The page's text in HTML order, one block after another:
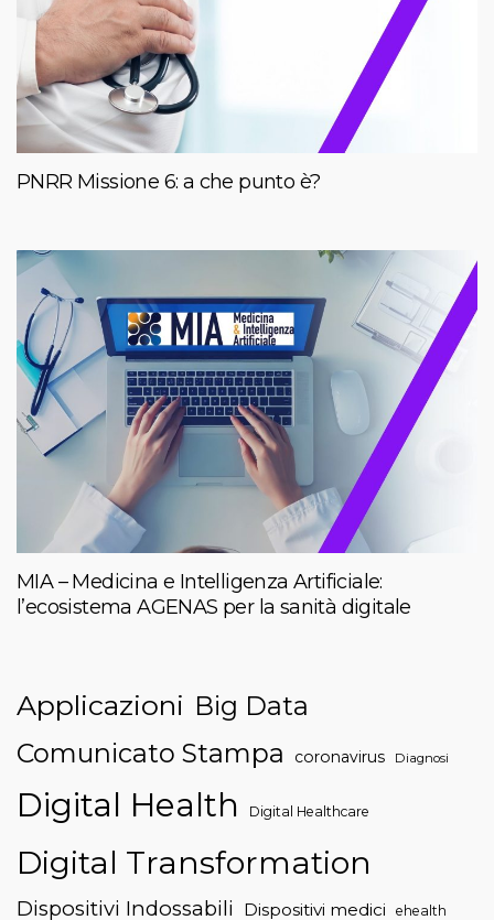
PNRR Missione 6: a che punto è?
MIA – Medicina e Intelligenza Artificiale:
l’ecosistema AGENAS per la sanità digitale
Applicazioni Big Data
Comunicato Stampa
coronavirus Diagnosi
Digital Health Digital Healthcare
Digital Transformation
Dispositivi Indossabili Dispositivi medici ehealth